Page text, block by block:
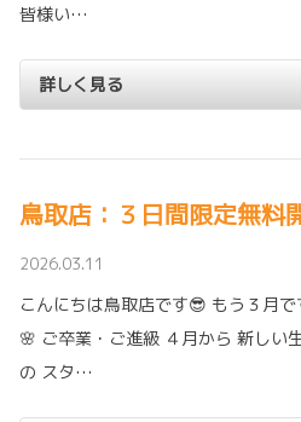
皆様い…
詳しく見る
鳥取店：３日間限定無料
2026.03.11
こんにちは鳥取店です😎 もう３月で
🌸 ご卒業・ご進級 ４月から 新しい
の スタ…